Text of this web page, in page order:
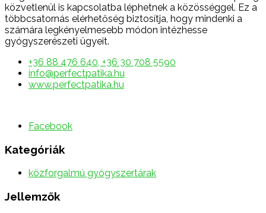
közvetlenül is kapcsolatba léphetnek a közösséggel. Ez a
többcsatornás elérhetőség biztosítja, hogy mindenki a
számára legkényelmesebb módon intézhesse
gyógyszerészeti ügyeit.
+36 88 476 640, +36 30 708 5590
info@perfectpatika.hu
www.perfectpatika.hu
Facebook
Kategóriák
közforgalmú gyógyszertárak
Jellemzők